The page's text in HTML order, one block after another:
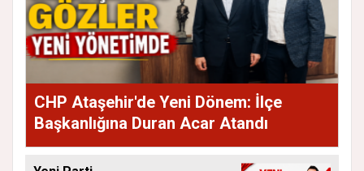
CHP Ataşehir'de Yeni Dönem: İlçe
Başkanlığına Duran Acar Atandı